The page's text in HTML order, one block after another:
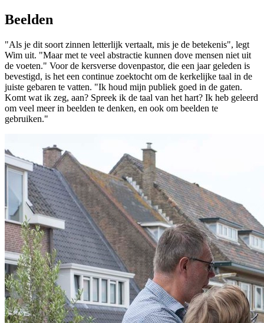
Beelden
"Als je dit soort zinnen letterlijk vertaalt, mis je de betekenis", legt
Wim uit. "Maar met te veel abstractie kunnen dove mensen niet uit
de voeten." Voor de kersverse dovenpastor, die een jaar geleden is
bevestigd, is het een continue zoektocht om de kerkelijke taal in de
juiste gebaren te vatten. "Ik houd mijn publiek goed in de gaten.
Komt wat ik zeg, aan? Spreek ik de taal van het hart? Ik heb geleerd
om veel meer in beelden te denken, en ook om beelden te
gebruiken."